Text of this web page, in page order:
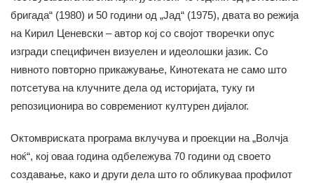
бригада“ (1980) и 50 години од „Јад“ (1975), двата во режија
на Кирил Ценевски – автор кој со својот творечки опус
изгради специфичен визуелен и идеолошки јазик. Со
нивното повторно прикажување, Кинотеката не само што
потсетува на клучните дела од историјата, туку ги
репозиционира во современиот културен дијалог.
Октомвриската програма вклучува и проекции на „Волчја
ноќ“, кој оваа година одбележува 70 години од своето
создавање, како и други дела што го обликуваа профилот